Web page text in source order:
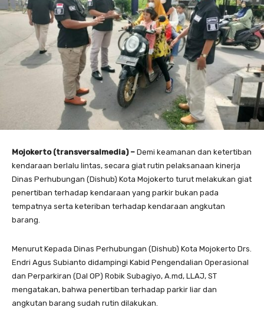
Mojokerto (transversalmedia) – Demi keamanan dan ketertiban
kendaraan berlalu lintas, secara giat rutin pelaksanaan kinerja
Dinas Perhubungan (Dishub) Kota Mojokerto turut melakukan giat
penertiban terhadap kendaraan yang parkir bukan pada
tempatnya serta keteriban terhadap kendaraan angkutan
barang.
Menurut Kepada Dinas Perhubungan (Dishub) Kota Mojokerto Drs.
Endri Agus Subianto didampingi Kabid Pengendalian Operasional
dan Perparkiran (Dal OP) Robik Subagiyo, A.md, LLAJ, ST
mengatakan, bahwa penertiban terhadap parkir liar dan
angkutan barang sudah rutin dilakukan.